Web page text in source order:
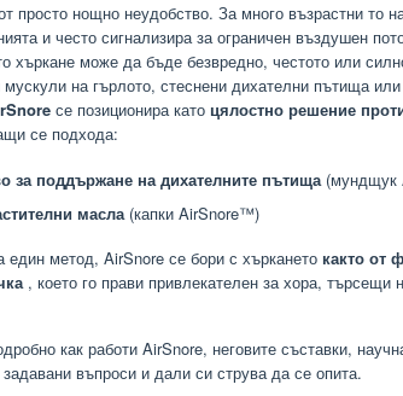
просто нощно неудобство. За много възрастни то
и често сигнализира за ограничен въздушен
хъркане може да бъде безвредно, честото или
мускули на гърлото, стеснени дихателни пътища
се позиционира като цялостно решение
се подхода:
за поддържане на дихателните пътища(мундщук
масла(капки AirSnore™)
един метод, AirSnore се бори с хъркането както от
, което го прави привлекателен за хора, търсещи
как работи AirSnore, неговите съставки,
въпроси и дали си струва да се опита.